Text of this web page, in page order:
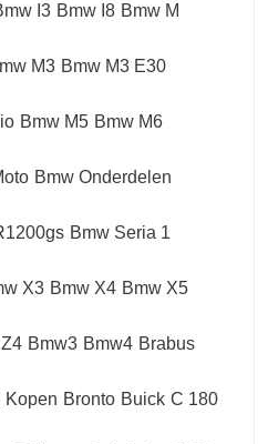
I3 Bmw I8 Bmw M
M3 Bmw M3 E30
Bmw M5 Bmw M6
Bmw Onderdelen
Bmw Seria 1
X3 Bmw X4 Bmw X5
Bmw3 Bmw4 Brabus
Kopen Bronto Buick C 180